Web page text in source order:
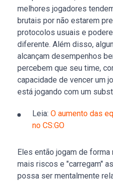
melhores jogadores
brutais por não estarem
protocolos usuais e
diferente. Além disso,
alcançam desempenhos
percebem que seu time,
capacidade de vencer um
está jogando com um
Leia: O aumento das
no CS:GO
Eles então jogam de
mais riscos e "carregam"
possa ser mentalmente